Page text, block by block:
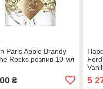
Paris Apple Brandy
Rocks розпив 10 мл
₴ 5